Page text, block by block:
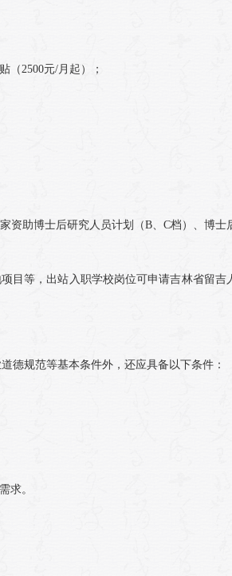
（2500元/月起）；
资助博士后研究人员计划（B、C档）、博士
目等，出站入职学校岗位可申请吉林省留吉
德规范等基本条件外，还应具备以下条件：
求。